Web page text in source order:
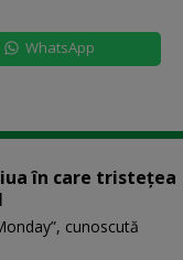
WhatsApp
în care tristețea
cunoscută